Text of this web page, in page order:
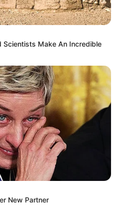
Scientists Make An Incredible
New Partner